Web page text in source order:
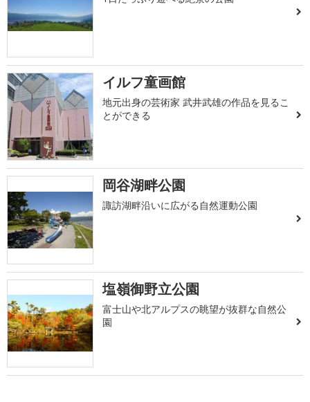
イルフ童画館
地元出身の芸術家 武井武雄の作品を見るこ
とができる
岡谷湖畔公園
諏訪湖畔沿いに広がる自然運動公園
塩嶺御野立公園
富士山や北アルプスの眺望が抜群な自然公
園